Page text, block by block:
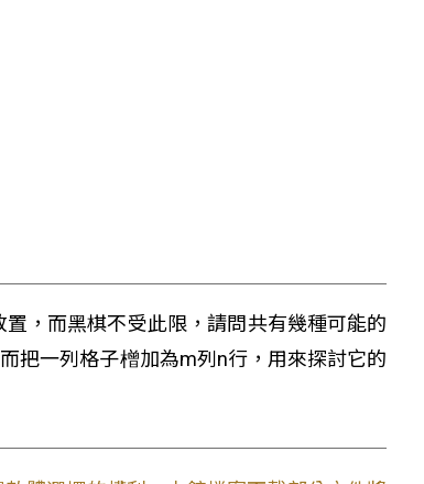
，而黑棋不受此限，請問共有幾種可能的
把一列格子橧加為m列n行，用來探討它的